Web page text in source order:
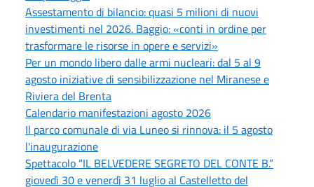
Assestamento di bilancio: quasi 5 milioni di nuovi
investimenti nel 2026. Baggio: «conti in ordine per
trasformare le risorse in opere e servizi»
Per un mondo libero dalle armi nucleari: dal 5 al 9
agosto iniziative di sensibilizzazione nel Miranese e
Riviera del Brenta
Calendario manifestazioni agosto 2026
Il parco comunale di via Luneo si rinnova: il 5 agosto
l'inaugurazione
Spettacolo “IL BELVEDERE SEGRETO DEL CONTE B.”
giovedì 30 e venerdì 31 luglio al Castelletto del